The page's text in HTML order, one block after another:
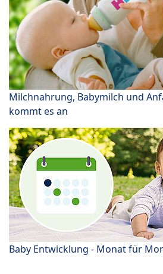
Milchnahrung, Babymilch und
kommt es an
Baby Entwicklung - Monat für